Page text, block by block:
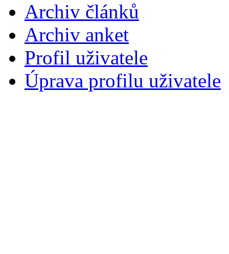
Archiv článků
Archiv anket
Profil uživatele
Úprava profilu uživatele